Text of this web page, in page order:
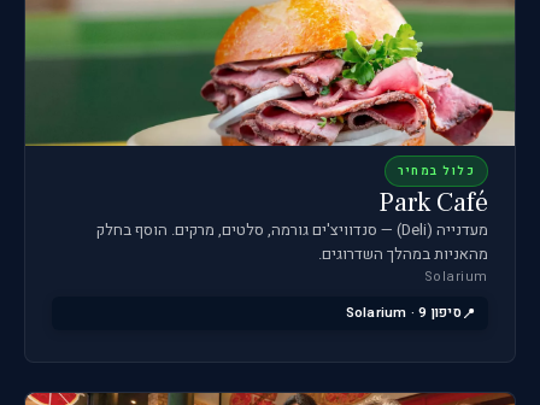
כלול במחיר
Park Café
מעדנייה (Deli) — סנדוויצ'ים גורמה, סלטים, מרקים. הוסף בחלק
מהאניות במהלך השדרוגים.
Solarium
סיפון 9 · Solarium